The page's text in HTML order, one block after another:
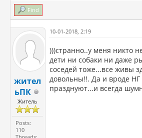
Find
жител
ьПК
Житель
Posts:
110
10-01-2018, 2:19
)))странно..у меня никто
дети ни собаки ни даже
соседей тоже...все живы
довольны!!. Да и вроде НГ
празднуют...и всегда